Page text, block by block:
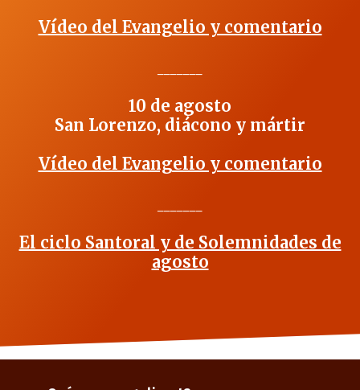
Vídeo del Evangelio y comentario
10 de agosto
San Lorenzo, diácono y mártir
Vídeo del Evangelio y comentario
El ciclo Santoral y de Solemnidades de
agosto